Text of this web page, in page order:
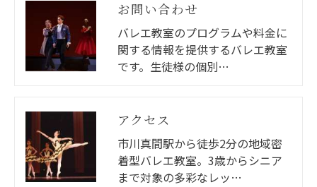
お問い合わせ
バレエ教室のプログラムや料金に
関する情報を提供するバレエ教室
です。生徒様の個別…
アクセス
市川真間駅から徒歩2分の地域密
着型バレエ教室。3歳からシニア
まで対象の多彩なレッ…